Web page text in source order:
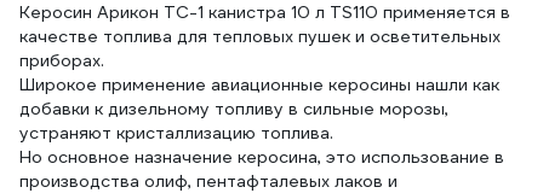
Керосин Арикон ТС-1 канистра 10 л TS110 применяется в
качестве топлива для тепловых пушек и осветительных
приборах.
Широкое применение авиационные керосины нашли как
добавки к дизельному топливу в сильные морозы,
устраняют кристаллизацию топлива.
Но основное назначение керосина, это использование в
производства олиф, пентафталевых лаков и